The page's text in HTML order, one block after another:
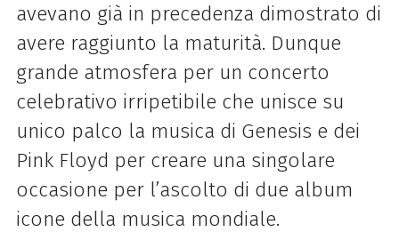
avevano già in precedenza dimostrato di
avere raggiunto la maturità. Dunque
grande atmosfera per un concerto
celebrativo irripetibile che unisce su
unico palco la musica di Genesis e dei
Pink Floyd per creare una singolare
occasione per l’ascolto di due album
icone della musica mondiale.